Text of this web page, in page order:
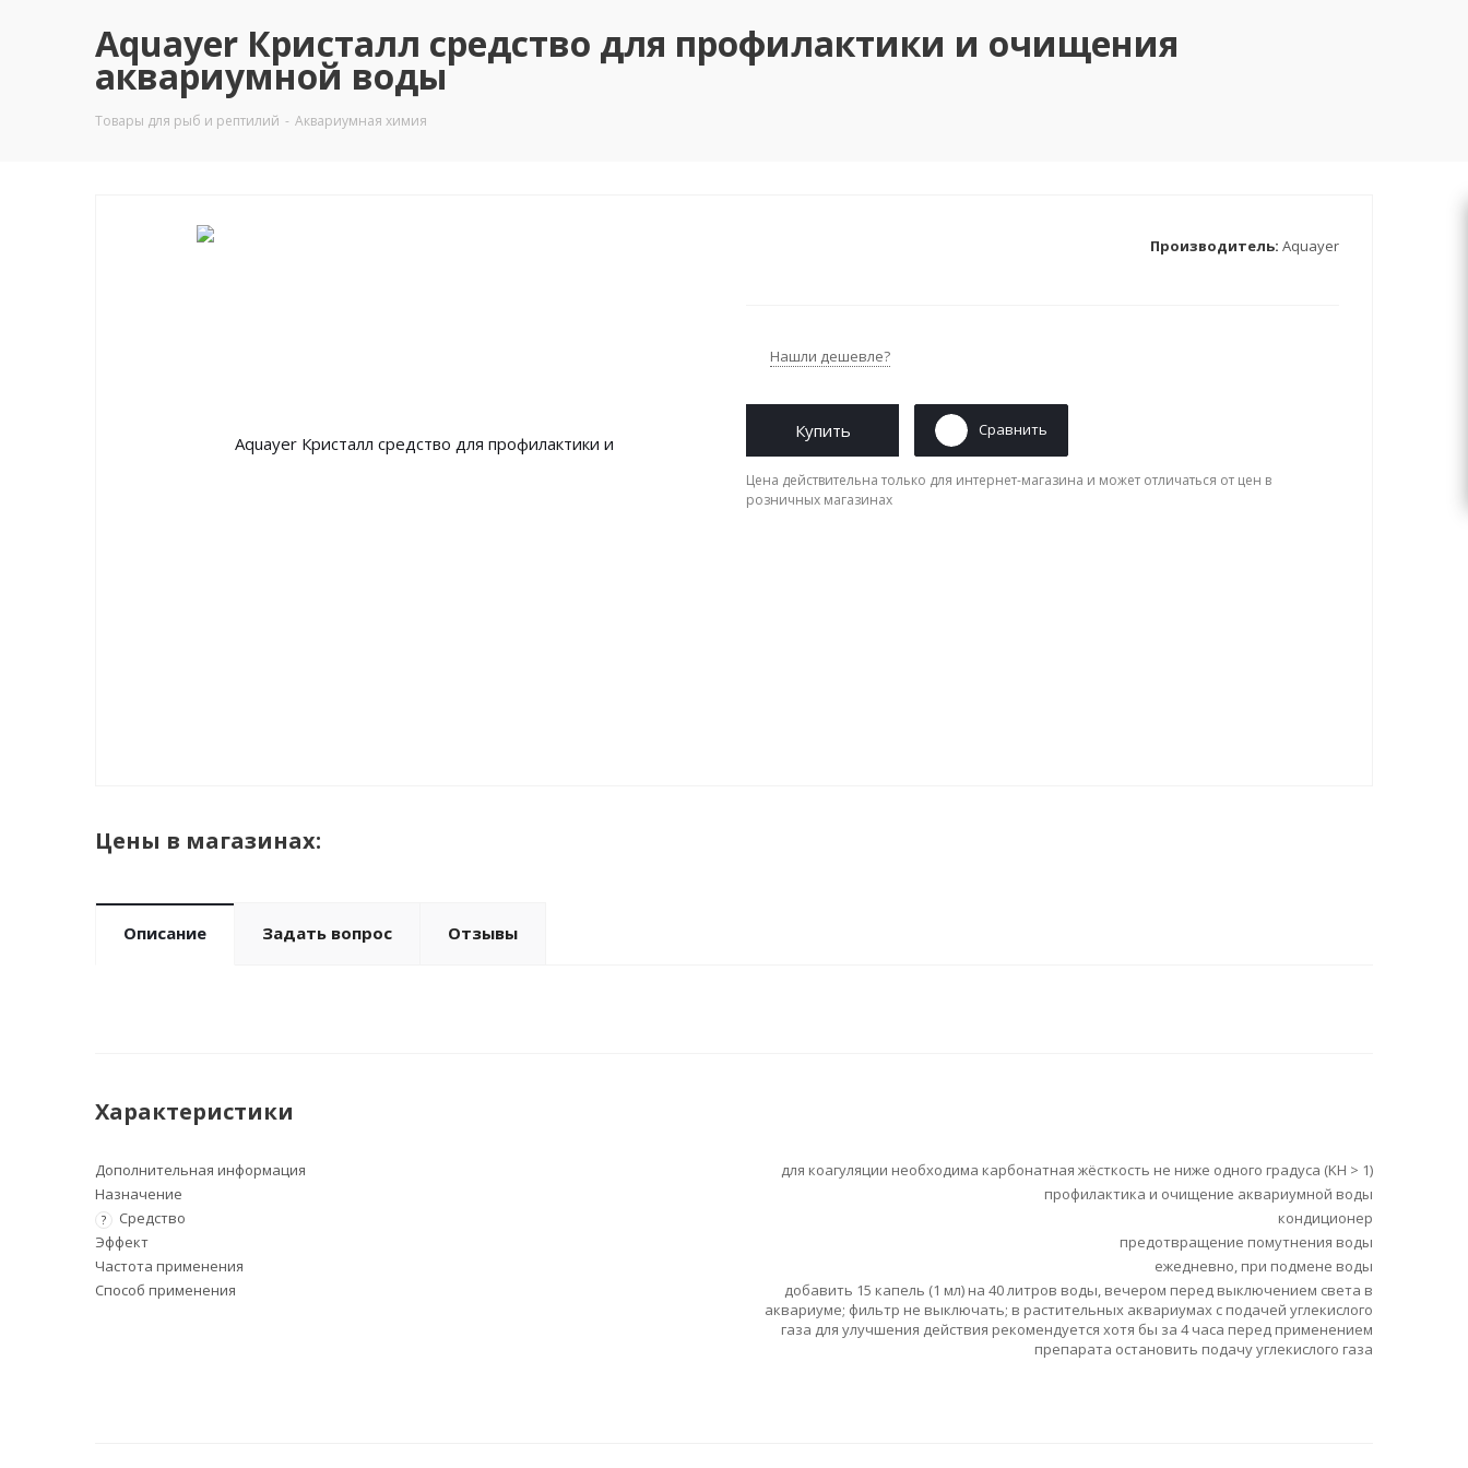
Aquayer Кристалл средство для профилактики и очищения
аквариумной воды
Товары для рыб и рептилий - Аквариумная химия
Производитель: Aquayer
Нашли дешевле?
Купить Сравнить
Цена действительна только для интернет-магазина и может отличаться от цен в
розничных магазинах
Цены в магазинах:
Описание Задать вопрос Отзывы
Характеристики
Дополнительная информация
для коагуляции необходима карбонатная жёсткость не ниже одного градуса (KH > 1)
Назначение
профилактика и очищение аквариумной воды
? Средство
кондиционер
Эффект
предотвращение помутнения воды
Частота применения
ежедневно, при подмене воды
Способ применения
добавить 15 капель (1 мл) на 40 литров воды, вечером перед выключением света в
аквариуме; фильтр не выключать; в растительных аквариумах с подачей углекислого
газа для улучшения действия рекомендуется хотя бы за 4 часа перед применением
препарата остановить подачу углекислого газа